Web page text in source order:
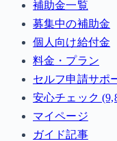
補助金一覧
募集中の補助金
個人向け給付金
料金・プラン
セルフ申請サポ
安心チェック
マイページ
ガイド記事